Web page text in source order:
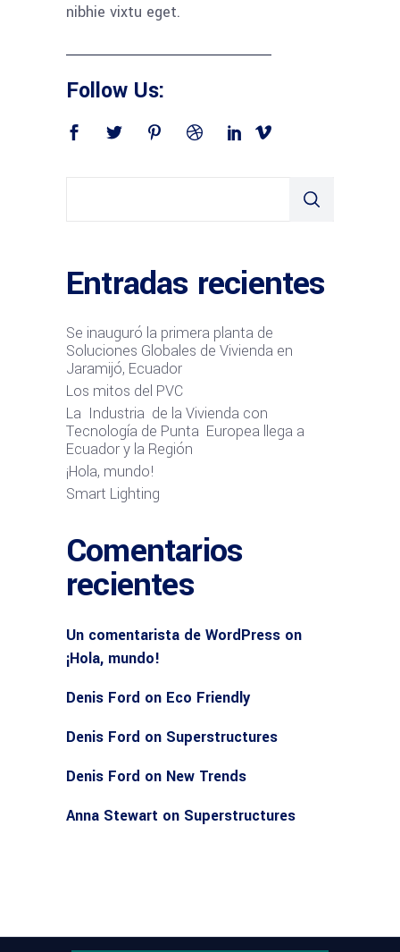
nibhie vixtu eget.
Follow Us:
Entradas recientes
Se inauguró la primera planta de
Soluciones Globales de Vivienda en
Jaramijó, Ecuador
Los mitos del PVC
La Industria de la Vivienda con
Tecnología de Punta Europea llega a
Ecuador y la Región
¡Hola, mundo!
Smart Lighting
Comentarios
recientes
Un comentarista de WordPress on
¡Hola, mundo!
Denis Ford on Eco Friendly
Denis Ford on Superstructures
Denis Ford on New Trends
Anna Stewart on Superstructures